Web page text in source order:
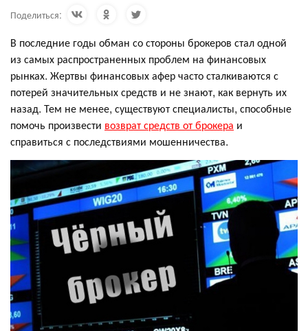
Поделиться:
В последние годы обман со стороны брокеров стал одной
из самых распространенных проблем на финансовых
рынках. Жертвы финансовых афер часто сталкиваются с
потерей значительных средств и не знают, как вернуть их
назад. Тем не менее, существуют специалисты, способные
помочь произвести возврат средств от брокера и
справиться с последствиями мошенничества.